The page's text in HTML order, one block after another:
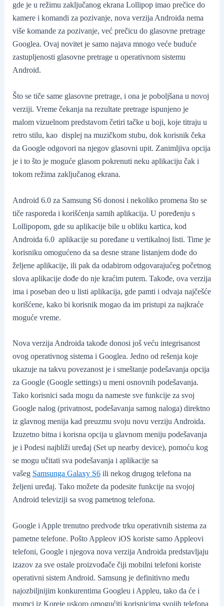
gde je u režimu zaključanog ekrana Lollipop imao prečice do
kamere i komandi za pozivanje, nova verzija Androida nema
više komande za pozivanje, već prečicu do glasovne pretrage
Googlea. Ovaj novitet je samo najava mnogo veće buduće
zastupljenosti glasovne pretrage u operativnom sistemu
Android.
Što se tiče same glasovne pretrage, i ona je poboljšana u novoj
verziji. Vreme čekanja na rezultate pretrage ispunjeno je
malom vizuelnom predstavom četiri tačke u boji, koje titraju u
retro stilu, kao displej na muzičkom stubu, dok korisnik čeka
da Google odgovori na njegov glasovni upit. Zanimljiva opcija
je i to što je moguće glasom pokrenuti neku aplikaciju čak i
tokom režima zaključanog ekrana.
Android 6.0 za Samsung S6 donosi i nekoliko promena što se
tiče rasporeda i korišćenja samih aplikacija. U poređenju s
Lollipopom, gde su aplikacije bile u obliku kartica, kod
Androida 6.0 aplikacije su poređane u vertikalnoj listi. Time je
korisniku omogućeno da sa desne strane listanjem dođe do
željene aplikacije, ili pak da odabirom odgovarajućeg početnog
slova aplikacije dođe do nje kraćim putem. Takođe, ova verzija
ima i poseban deo u listi aplikacija, gde pamti i odvaja najčešće
korišćene, kako bi korisnik mogao da im pristupi za najkraće
moguće vreme.
Nova verzija Androida takođe donosi još veću integrisanost
ovog operativnog sistema i Googlea. Jedno od rešenja koje
ukazuje na takvu povezanost je i smeštanje podešavanja opcija
za Google (Google settings) u meni osnovnih podešavanja.
Tako korisnici sada mogu da nameste sve funkcije za svoj
Google nalog (privatnost, podešavanja samog naloga) direktno
iz glavnog menija kad preuzmu svoju novu verziju Androida.
Izuzetno bitna i korisna opcija u glavnom meniju podešavanja
je i Podesi najbliži uređaj (Set up nearby device), pomoću kog
se mogu učitati sva podešavanja i aplikacije sa
vašeg Samsunga Galaxy S6ili nekog drugog telefona na
željeni uređaj. Tako možete da podesite funkcije na svojoj
Android televiziji sa svog pametnog telefona.
Google i Apple trenutno predvode trku operativnih sistema za
pametne telefone. Pošto Appleov iOS koriste samo Appleovi
telefoni, Google i njegova nova verzija Androida predstavljaju
izazov za sve ostale proizvođače čiji mobilni telefoni koriste
operativni sistem Android. Samsung je definitivno među
najozbiljnijim konkurentima Googleu i Appleu, tako da će i
momci iz Koreje uskoro omogućiti korisnicima svojih telefona